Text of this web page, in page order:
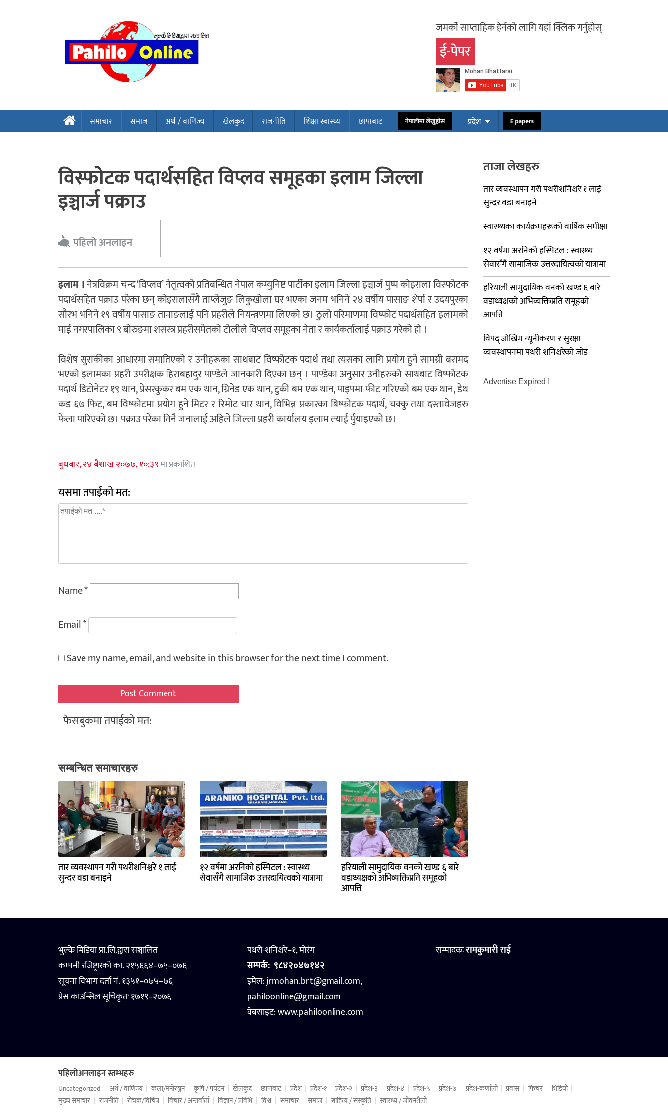
जमर्को साप्ताहिक हेर्नको लागि यहां क्लिक गर्नुहोस्
ई-पेपर
समाचार समाज अर्थ / वाणिज्य खेलकुद राजनीति शिक्षा स्वास्थ्य छापाबाट नेपालीमा लेख्नुहोस प्रदेश E papers
विस्फोटक पदार्थसहित विप्लव समूहका इलाम जिल्ला
इञ्चार्ज पक्राउ
पहिलो अनलाइन
इलाम ।नेत्रविक्रम चन्द ‘विप्लव’ नेतृत्वको प्रतिबन्धित नेपाल कम्युनिष्ट पार्टीका इलाम जिल्ला इञ्चार्ज पुष्प कोइराला विस्फोटक
पदार्थसहित पक्राउ परेका छन् कोइरालासँगै ताप्लेजुङ लिकुखोला घर भएका जनम भनिने २४ वर्षीय पासाङ शेर्पा र उदयपुरका
सौरभ भनिने १९ वर्षीय पासाङ तामाङलाई पनि प्रहरीले नियन्त्रणमा लिएको छ। ठुलो परिमाणमा विष्फोट पदार्थसहित इलामको
माई नगरपालिका ९ बोरुङमा शसस्त्र प्रहरीसमेतको टोलीले विप्लव समूहका नेता र कार्यकर्तालाई पक्राउ गरेको हो ।
विशेष सुराकीका आधारमा समातिएको र उनीहरूका साथबाट विष्फोटक पदार्थ तथा त्यसका लागि प्रयोग हुने सामग्री बरामद
भएको इलामका प्रहरी उपरीक्षक हिराबहादुर पाण्डेले जानकारी दिएका छन् । पाण्डेका अनुसार उनीहरुको साथबाट विष्फोटक
पदार्थ डिटोनेटर १९ थान, प्रेसरकुकर बम एक थान, ग्रिनेड एक थान, टुकी बम एक थान, पाइपमा फीट गरिएको बम एक थान, डेथ
कड ६७ फिट, बम विष्फोटमा प्रयोग हुने मिटर र रिमोट चार थान, विभिन्न प्रकारका बिष्फोटक पदार्थ, चक्कु तथा दस्तावेजहरु
फेला पारिएको छ। पक्राउ परेका तिनै जनालाई अहिले जिल्ला प्रहरी कार्यालय इलाम ल्याई र्पुयाइएको छ।
बुधबार, २४ बैशाख २०७७, १०:३९मा प्रकाशित
यसमा तपाईको मत:
Name*
Email*
Save my name, email, and website in this browser for the next time I comment.
फेसबुकमा तपाईको मत:
सम्बन्धित समाचारहरु
तार व्यवस्थापन गरी पथरीशनिश्चरे १ लाई
सुन्दर वडा बनाइने
१२ वर्षमा अरनिको हस्पिटल : स्वास्थ्य
सेवासँगै सामाजिक उत्तरदायित्वको यात्रामा
हरियाली सामुदायिक वनको खण्ड ६ बारे
वडाध्यक्षको अभिव्यक्तिप्रति समूहको
आपत्ति
ताजा लेखहरु
तार व्यवस्थापन गरी पथरीशनिश्चरे १ लाई
सुन्दर वडा बनाइने
स्वास्थ्यका कार्यक्रमहरूको वार्षिक समीक्षा
१२ वर्षमा अरनिको हस्पिटल : स्वास्थ्य
सेवासँगै सामाजिक उत्तरदायित्वको यात्रामा
हरियाली सामुदायिक वनको खण्ड ६ बारे
वडाध्यक्षको अभिव्यक्तिप्रति समूहको
आपत्ति
विपद् जोखिम न्यूनीकरण र सुरक्षा
व्यवस्थापनमा पथरी शनिश्चरेको जोड
Advertise Expired !
भुल्के मिडिया प्रा.लि.द्वारा सञ्चालित
कम्पनी रजिष्ट्रारको का. २१५६६४–७५–०७६
सूचना विभाग दर्ता नं. १३५१–०७५–७६
प्रेस काउन्सिल सूचिकृतः १७१९–२०७६
पथरी-शनिश्चरे–१, मोरंग
सम्पर्क: ९८४२०४७१४२
इमेल: jrmohan.brt@gmail.com,
pahiloonline@gmail.com
वेबसाइट:www.pahiloonline.com
सम्पादकःरामकुमारी राई
पहिलोअनलाइन स्तम्भहरु
Uncategorized अर्थ / वाणिज्य कला/मनोरञ्जन कृषि / पर्यटन खेलकुद छापाबाट प्रदेश प्रदेश-१ प्रदेश-२ प्रदेश-३ प्रदेश-४ प्रदेश-५ प्रदेश-७ प्रदेश-कर्णाली प्रवास फिचर
भिडियो
मुख्य समाचार
राजनीति रोचक/विचित्र विचार / अन्तर्वार्ता विज्ञान / प्रविधि विश्व समाचार समाज साहित्य / संस्कृति स्वास्थ्य / जीवनशैली